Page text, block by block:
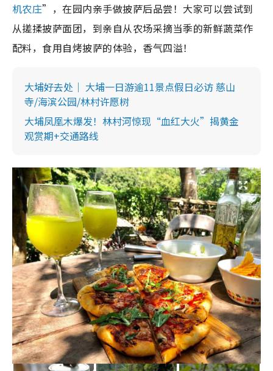
机农庄”，在园内亲手做披萨后品尝！大家可以尝试到
从搓揉披萨面团，到亲自从农场采摘当季的新鲜蔬菜作
配料，食用自烤披萨的体验，香气四溢！
大埔好去处｜ 大埔一日游逾11景点假日必访 慈山
寺/海滨公园/林村许愿树
大埔凤凰木爆发！林村河惊现“血红大火”揭黄金
观赏期+交通路线